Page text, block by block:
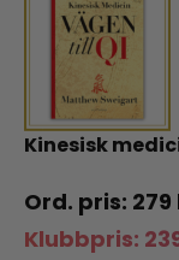
Kinesisk
279
Klubbpris: